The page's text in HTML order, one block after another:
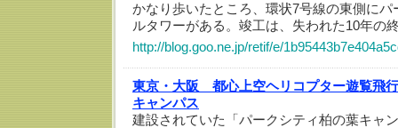
かなり歩いたところ、環状7号線の東側に
ルタワーがある。竣工は、失われた10年の
http://blog.goo.ne.jp/retif/e/
東京・大阪 都心上空ヘリコプター遊覧飛
キャンパス
建設されていた「パークシティ柏の葉キャ